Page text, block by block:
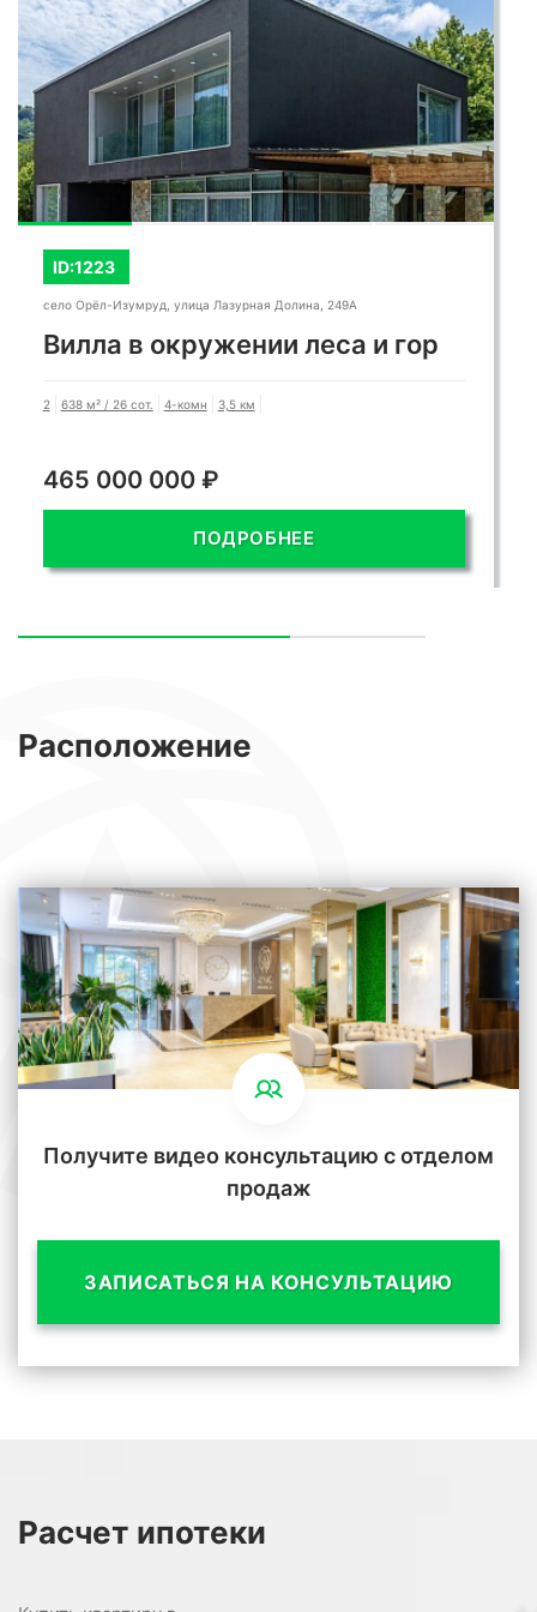
СМОТРЕТЬ ВСЕ ФОТО
ID:1223
село Орёл-Изумруд, улица Лазурная Долина, 249А
Вилла в окружении леса и гор
2 638 м² / 26 сот. 4-комн 3,5 км
465 000 000 ₽
ПОДРОБНЕЕ
Расположение
Получите видео консультацию с отделом
продаж
ЗАПИСАТЬСЯ НА КОНСУЛЬТАЦИЮ
Расчет ипотеки